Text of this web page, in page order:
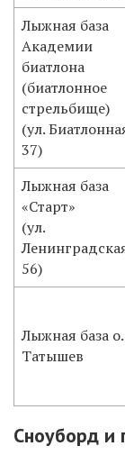
​Лыжная база
Академии
биатлона
(биатлонное
стрельбище)
(ул.
37)
​Лыжная база
«Старт»
(ул.
56)
​Лыжная база о.
Татышев
Сноуборд и